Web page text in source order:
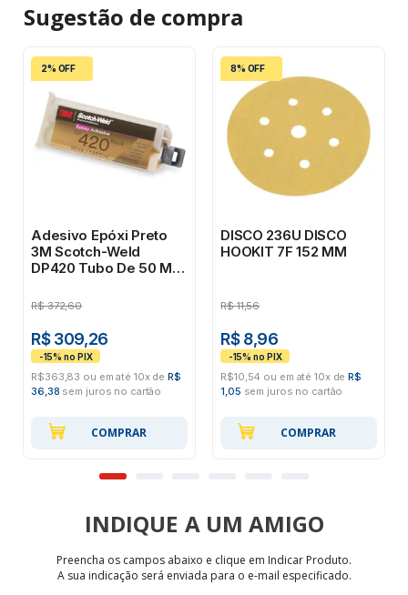
Sugestão de compra
2% OFF
Adesivo Epóxi Preto
3M Scotch-Weld
DP420 Tubo De 50 Ml
R$ 372,60
R$ 309,26
R$363,83 ou em até 10x deR$
36,38 sem juros no cartão
COMPRAR
8% OFF
DISCO 236U DISCO
HOOKIT 7F 152 MM
R$ 11,56
R$ 8,96
R$10,54 ou em até 10x deR$
1,05 sem juros no cartão
COMPRAR
INDIQUE
Preencha os campos abaixo e clique em Indicar Produto.
A sua indicação será enviada para o e-mail especificado.